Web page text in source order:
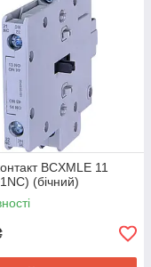
BCXMLE 11
(бічний)